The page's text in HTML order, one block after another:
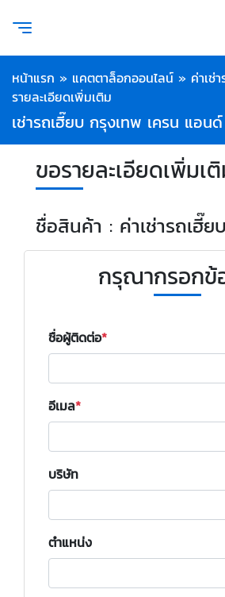
หน้าแรก » แคตตาล็อกออนไลน์ » ค่าเช่
รายละเอียดเพิ่มเติม
เช่ารถเฮี๊ยบ กรุงเทพ เครน แอน
ขอรายละเอียดเพิ่มเ
ชื่อสินค้า : ค่าเช่ารถเฮี๊ย
กรุณากรอกข้
ชื่อผู้ติดต่อ
อีเมล
บริษัท
ตำแหน่ง